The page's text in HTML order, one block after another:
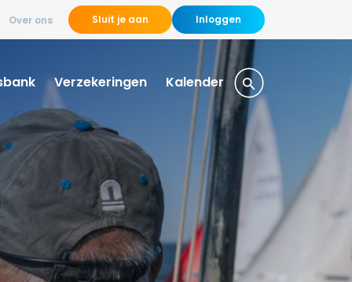
Over ons Sluit je aan Inloggen
Verzekeringen Kalender